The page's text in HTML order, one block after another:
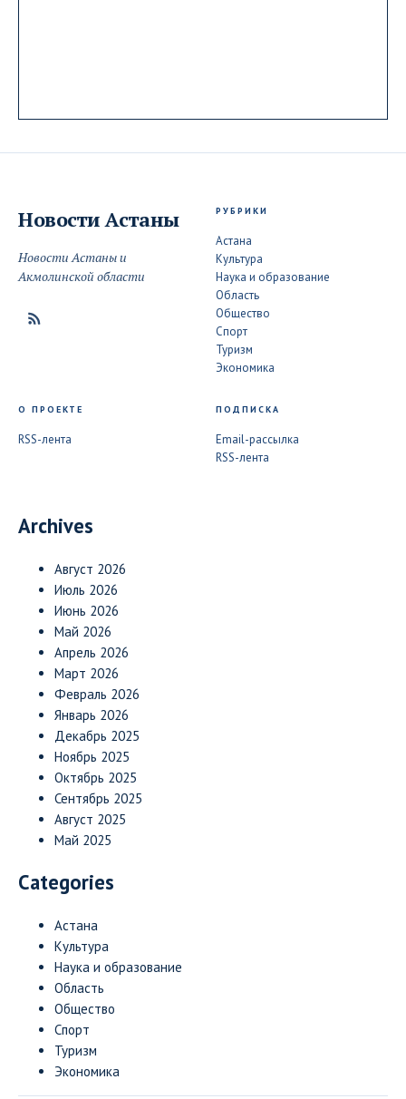
Новости Астаны
Новости Астаны и
Акмолинской области
РУБРИКИ
Астана
Культура
Наука и образование
Область
Общество
Спорт
Туризм
Экономика
О ПРОЕКТЕ
RSS-лента
ПОДПИСКА
Email-рассылка
RSS-лента
Archives
Август 2026
Июль 2026
Июнь 2026
Май 2026
Апрель 2026
Март 2026
Февраль 2026
Январь 2026
Декабрь 2025
Ноябрь 2025
Октябрь 2025
Сентябрь 2025
Август 2025
Май 2025
Categories
Астана
Культура
Наука и образование
Область
Общество
Спорт
Туризм
Экономика